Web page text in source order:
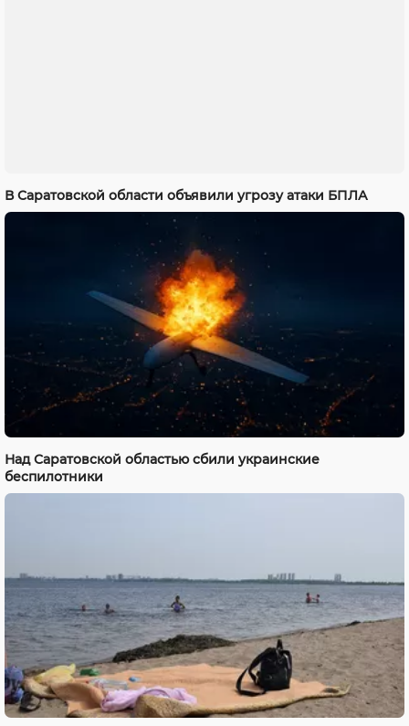
В Саратовской области объявили угрозу атаки БПЛА
Над Саратовской областью сбили украинские
беспилотники